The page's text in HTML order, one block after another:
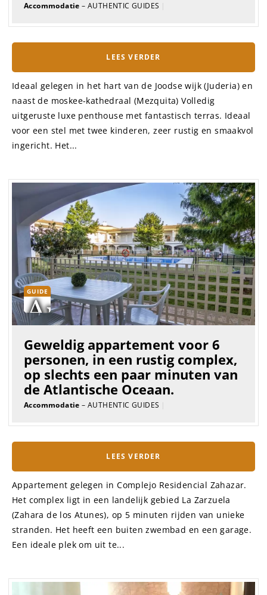
Accommodatie – AUTHENTIC GUIDES |
LEES VERDER
Ideaal gelegen in het hart van de Joodse wijk (Juderia) en
naast de moskee-kathedraal (Mezquita) Volledig
uitgeruste luxe penthouse met fantastisch terras. Ideaal
voor een stel met twee kinderen, zeer rustig en smaakvol
ingericht. Het...
GUIDE
Geweldig appartement voor 6
personen, in een rustig complex,
op slechts een paar minuten van
de Atlantische Oceaan.
Accommodatie – AUTHENTIC GUIDES |
LEES VERDER
Appartement gelegen in Complejo Residencial Zahazar.
Het complex ligt in een landelijk gebied La Zarzuela
(Zahara de los Atunes), op 5 minuten rijden van unieke
stranden. Het heeft een buiten zwembad en een garage.
Een ideale plek om uit te...